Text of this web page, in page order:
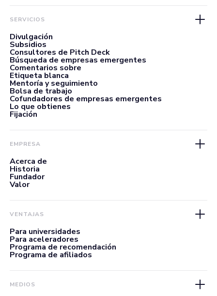
SERVICIOS
Divulgación
Subsidios
Consultores de Pitch Deck
Búsqueda de empresas emergentes
Comentarios sobre
Etiqueta blanca
Mentoría y seguimiento
Bolsa de trabajo
Cofundadores de empresas emergentes
Lo que obtienes
Fijación
EMPRESA
Acerca de
Historia
Fundador
Valor
VENTAJAS
Para universidades
Para aceleradores
Programa de recomendación
Programa de afiliados
MEDIOS